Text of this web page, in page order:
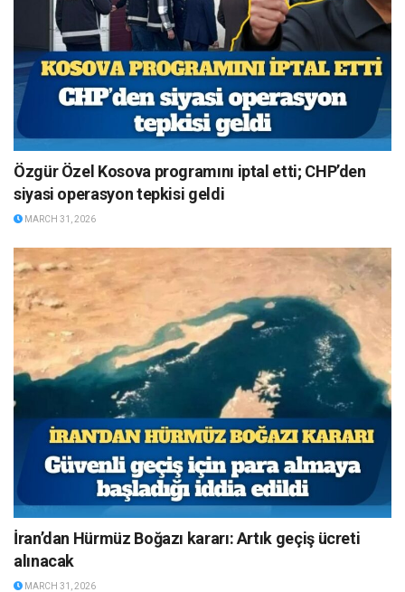
Özgür Özel Kosova programını iptal etti; CHP’den
siyasi operasyon tepkisi geldi
MARCH 31, 2026
İran’dan Hürmüz Boğazı kararı: Artık geçiş ücreti
alınacak
MARCH 31, 2026